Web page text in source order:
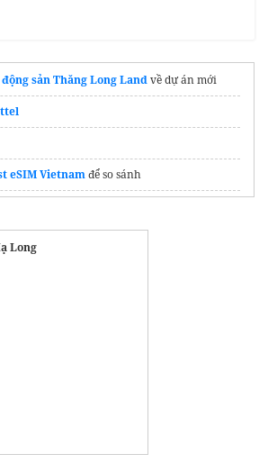
sản Thăng Long Landvề dự án mới
eSIM Vietnamđể so sánh
Long